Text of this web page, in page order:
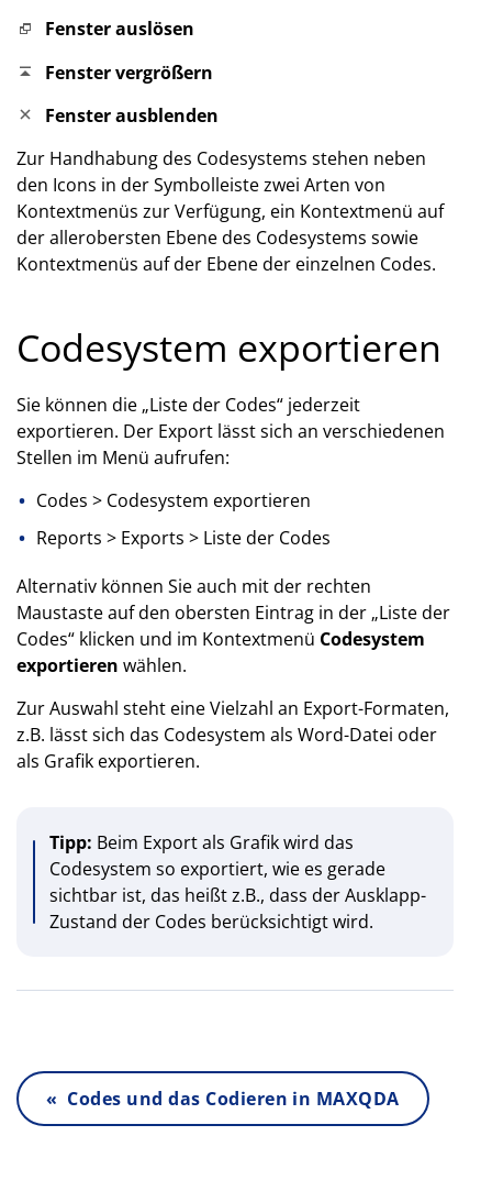
Fenster auslösen
Fenster vergrößern
Fenster ausblenden
Zur Handhabung des Codesystems stehen neben
den Icons in der Symbolleiste zwei Arten von
Kontextmenüs zur Verfügung, ein Kontextmenü auf
der allerobersten Ebene des Codesystems sowie
Kontextmenüs auf der Ebene der einzelnen Codes.
Codesystem exportieren
Sie können die „Liste der Codes“ jederzeit
exportieren. Der Export lässt sich an verschiedenen
Stellen im Menü aufrufen:
Codes > Codesystem exportieren
Reports > Exports > Liste der Codes
Alternativ können Sie auch mit der rechten
Maustaste auf den obersten Eintrag in der „Liste der
Codes“ klicken und im Kontextmenü Codesystem
exportieren wählen.
Zur Auswahl steht eine Vielzahl an Export-Formaten,
z.B. lässt sich das Codesystem als Word-Datei oder
als Grafik exportieren.
Tipp: Beim Export als Grafik wird das
Codesystem so exportiert, wie es gerade
sichtbar ist, das heißt z.B., dass der Ausklapp-
Zustand der Codes berücksichtigt wird.
« Codes und das Codieren in MAX­QDA